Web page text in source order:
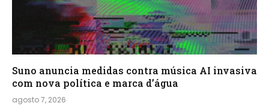
Suno anuncia medidas contra música AI invasiva
com nova política e marca d’água
agosto 7, 2026